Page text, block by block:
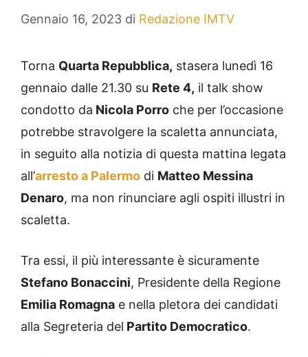
Gennaio 16, 2023 di Redazione IMTV
Torna Quarta Repubblica, stasera lunedì 16
gennaio dalle 21.30 su Rete 4, il talk show
condotto da Nicola Porro che per l’occasione
potrebbe stravolgere la scaletta annunciata,
in seguito alla notizia di questa mattina legata
all’arresto a Palermo di Matteo Messina
Denaro, ma non rinunciare agli ospiti illustri in
scaletta.
Tra essi, il più interessante è sicuramente
Stefano Bonaccini, Presidente della Regione
Emilia Romagna e nella pletora dei candidati
alla Segreteria del Partito Democratico.